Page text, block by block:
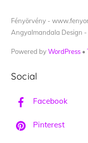
Fényörvény -
Angyalmandala Design
Powered byWordPress •
Social
Facebook
Pinterest